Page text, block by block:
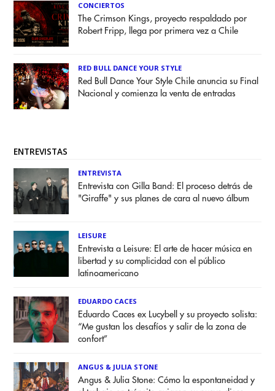
CONCIERTOS
The Crimson Kings, proyecto respaldado por
Robert Fripp, llega por primera vez a Chile
RED BULL DANCE YOUR STYLE
Red Bull Dance Your Style Chile anuncia su Final
Nacional y comienza la venta de entradas
ENTREVISTAS
ENTREVISTA
Entrevista con Gilla Band: El proceso detrás de
"Giraffe" y sus planes de cara al nuevo álbum
LEISURE
Entrevista a Leisure: El arte de hacer música en
libertad y su complicidad con el público
latinoamericano
EDUARDO CACES
Eduardo Caces ex Lucybell y su proyecto solista:
“Me gustan los desafíos y salir de la zona de
confort”
ANGUS & JULIA STONE
Angus & Julia Stone: Cómo la espontaneidad y